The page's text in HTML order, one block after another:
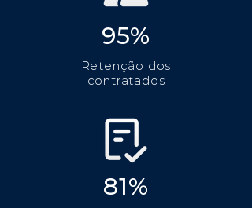
95%
Retenção dos
contratados
81%